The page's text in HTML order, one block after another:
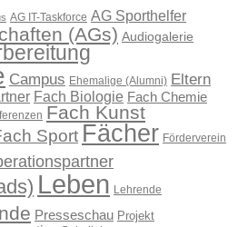
AG IT-Taskforce AG Sporthelfer
(AGs) Audiogalerie
Campus Ehemalige (Alumni) Eltern
Fach Biologie Fach Chemie
Fach Kunst
Sport Fächer Förderverein
Leben Lehrende
Presseschau Projekt